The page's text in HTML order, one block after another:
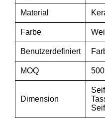
Material
Farbe
Benutzerdefiniert
MOQ
Dimension